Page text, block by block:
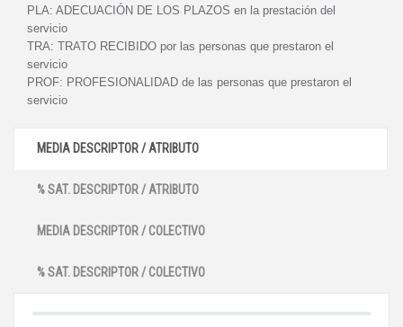
PLA: ADECUACIÓN DE LOS PLAZOS en la prestación del
servicio
TRA: TRATO RECIBIDO por las personas que prestaron el
servicio
PROF: PROFESIONALIDAD de las personas que prestaron el
servicio
MEDIA DESCRIPTOR / ATRIBUTO
% SAT. DESCRIPTOR / ATRIBUTO
MEDIA DESCRIPTOR / COLECTIVO
% SAT. DESCRIPTOR / COLECTIVO